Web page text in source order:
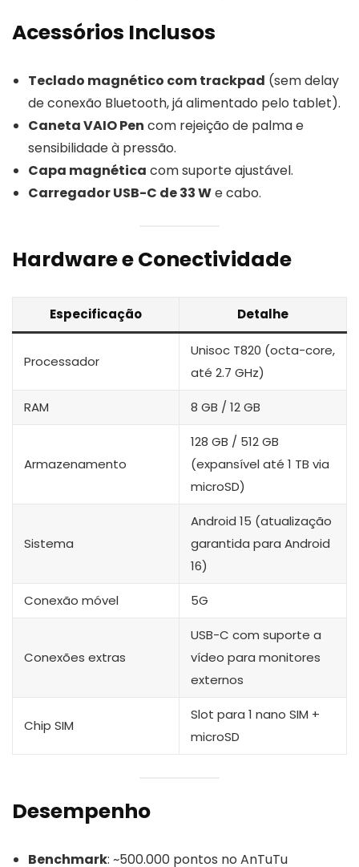
Acessórios Inclusos
Teclado magnético com trackpad (sem delay
de conexão Bluetooth, já alimentado pelo tablet).
Caneta VAIO Pen com rejeição de palma e
sensibilidade à pressão.
Capa magnética com suporte ajustável.
Carregador USB-C de 33 We cabo.
Hardware e Conectividade
Especificação Detalhe
Processador
Unisoc T820 (octa-core,
até 2.7 GHz)
RAM 8 GB / 12 GB
Armazenamento
128 GB / 512 GB
(expansível até 1 TB via
microSD)
Sistema
Android 15 (atualização
garantida para Android
16)
Conexão móvel 5G
Conexões extras
USB-C com suporte a
vídeo para monitores
externos
Chip SIM
Slot para 1 nano SIM +
microSD
Desempenho
Benchmark: ~500.000 pontos no AnTuTu